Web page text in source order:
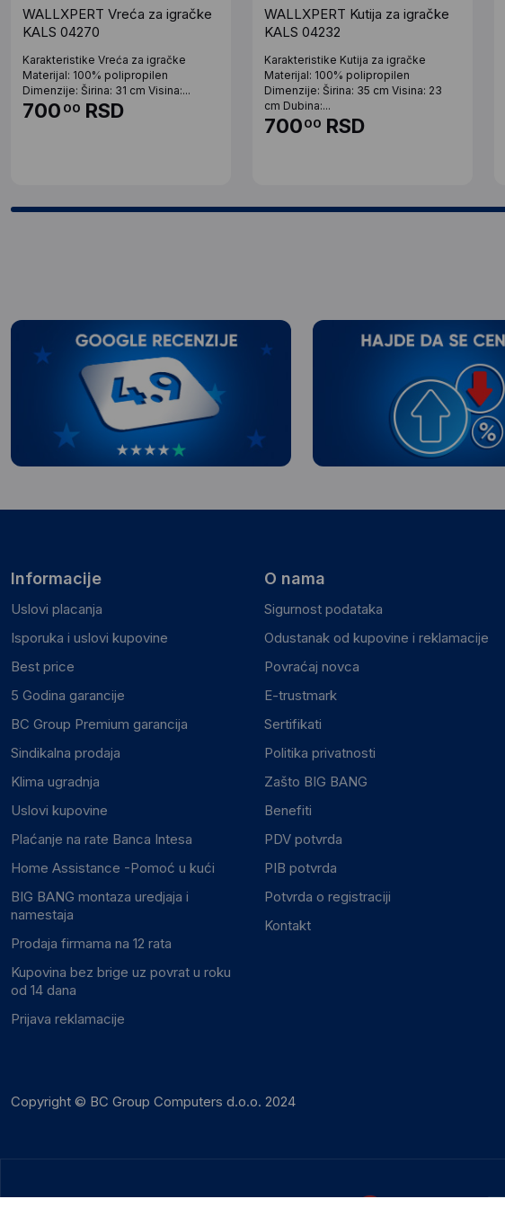
WALLXPERT Vreća za igračke
KALS 04270
Karakteristike Vreća za igračke
Materijal: 100% polipropilen
Dimenzije: Širina: 31 cm Visina:...
700 00 RSD
WALLXPERT Kutija za igračke
KALS 04232
Karakteristike Kutija za igračke
Materijal: 100% polipropilen
Dimenzije: Širina: 35 cm Visina: 23
cm Dubina:...
70000 RSD
Informacije
Uslovi placanja
Isporuka i uslovi kupovine
Best price
5 Godina garancije
BC Group Premium garancija
Sindikalna prodaja
Klima ugradnja
Uslovi kupovine
Plaćanje na rate Banca Intesa
Home Assistance -Pomoć u kući
BIG BANG montaza uredjaja i
namestaja
Prodaja firmama na 12 rata
Kupovina bez brige uz povrat u roku
od 14 dana
Prijava reklamacije
O nama
Sigurnost podataka
Odustanak od kupovine i reklamacije
Povraćaj novca
E-trustmark
Sertifikati
Politika privatnosti
Zašto BIG BANG
Benefiti
PDV potvrda
PIB potvrda
Potvrda o registraciji
Kontakt
Copyright © BC Group Computers d.o.o. 2024